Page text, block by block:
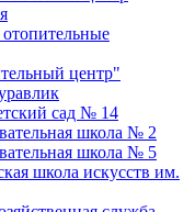
центр"
сад № 14
школа № 2
школа № 5
школа искусств им.